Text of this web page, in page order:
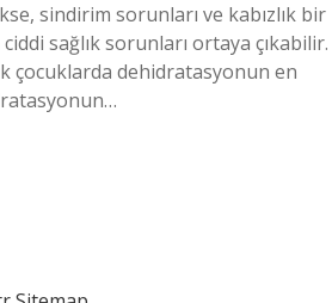
sindirim sorunları ve kabızlık bir
sağlık sorunları ortaya çıkabilir.
çocuklarda dehidratasyonun en